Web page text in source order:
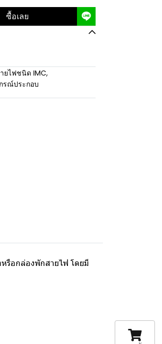
ซื้อเลย
ยไฟชนิด IMC,
รณ์ประกอบ
รือกล่องพักสายไฟ โดยมี